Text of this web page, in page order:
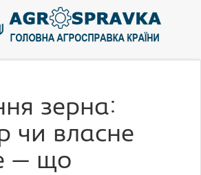
зерна:
чи власне
— що